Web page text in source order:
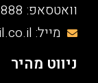
וואטסאפ: 055-9939888
מייל: office@onestopil.co.il
ניווט מהיר